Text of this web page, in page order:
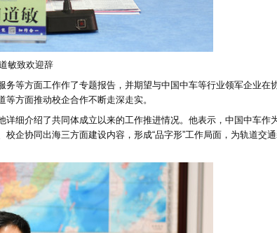
敏致欢迎辞
等方面工作作了专题报告，并期望与中国中车等行业领军企业在
方面推动校企合作不断走深走实。
细介绍了共同体成立以来的工作推进情况。他表示，中国中车作
企协同出海三方面建设内容，形成“品字形”工作局面，为轨道交